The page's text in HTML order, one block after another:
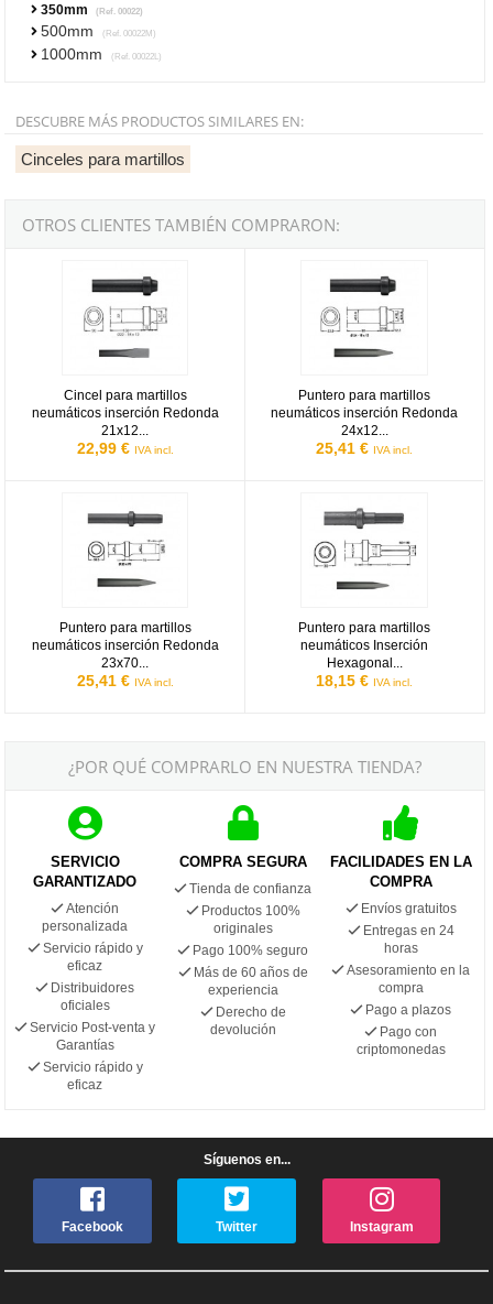
350mm (Ref. 00022)
500mm (Ref. 00022M)
1000mm (Ref. 00022L)
DESCUBRE MÁS PRODUCTOS SIMILARES EN:
Cinceles para martillos
OTROS CLIENTES TAMBIÉN COMPRARON:
Cincel para martillos
neumáticos inserción Redonda
21x12...
22,99 € IVA incl.
Puntero para martillos
neumáticos inserción Redonda
24x12...
25,41 € IVA incl.
Puntero para martillos
neumáticos inserción Redonda
23x70...
25,41 € IVA incl.
Puntero para martillos
neumáticos Inserción
Hexagonal...
18,15 € IVA incl.
¿POR QUÉ COMPRARLO EN NUESTRA TIENDA?
SERVICIO
GARANTIZADO
Atención
personalizada
Servicio rápido y
eficaz
Distribuidores
oficiales
Servicio Post-venta y
Garantías
Servicio rápido y
eficaz
COMPRA SEGURA
Tienda de confianza
Productos 100%
originales
Pago 100% seguro
Más de 60 años de
experiencia
Derecho de
devolución
FACILIDADES EN LA
COMPRA
Envíos gratuitos
Entregas en 24
horas
Asesoramiento en la
compra
Pago a plazos
Pago con
criptomonedas
Síguenos en...
Facebook Twitter Instagram